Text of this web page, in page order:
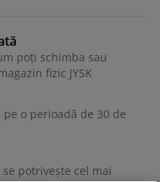
poți schimba sau
fizic JYSK
o perioadă de 30 de
potrivește cel mai